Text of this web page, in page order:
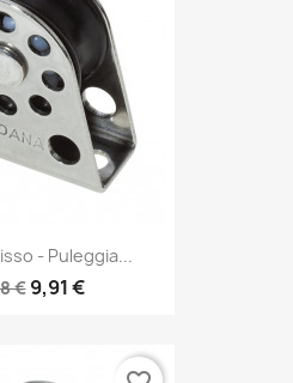
- Puleggia...
€ 9,91 €